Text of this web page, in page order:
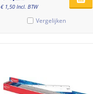
€ 1,50 Incl. BTW
Vergelijken